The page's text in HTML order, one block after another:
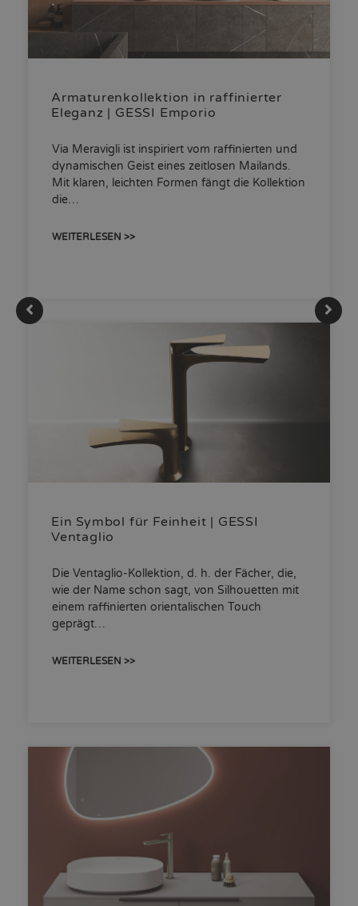
Armaturenkollektion in raffinierter
Eleganz | GESSI Emporio
Via Meravigli ist inspiriert vom raffinierten und
dynamischen Geist eines zeitlosen Mailands.
Mit klaren, leichten Formen fängt die Kollektion
die…
WEITERLESEN >>
Ein Symbol für Feinheit | GESSI
Ventaglio
Die Ventaglio-Kollektion, d. h. der Fächer, die,
wie der Name schon sagt, von Silhouetten mit
einem raffinierten orientalischen Touch
geprägt…
WEITERLESEN >>